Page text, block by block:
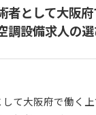
者として大阪
調設備求人の
て大阪府で働く